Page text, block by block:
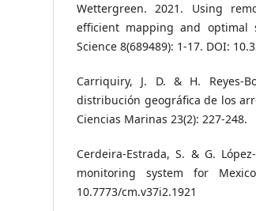
Wettergreen. 2021. Using
efficient mapping and optimal
Science 8(689489): 1-17. DOI:
Carriquiry, J. D. & H. Reyes-
distribución geográfica de los
Ciencias Marinas 23(2): 227-248.
Cerdeira-Estrada, S. & G.
monitoring system for
10.7773/cm.v37i2.1921